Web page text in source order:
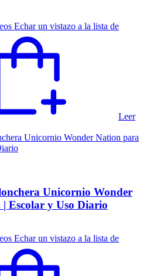
Echar un vistazo a la lista de
Leer
Unicornio Wonder
Escolar y Uso Diario
Echar un vistazo a la lista de